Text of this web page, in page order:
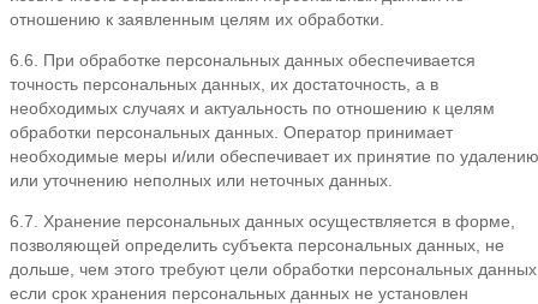
отношению к заявленным целям их обработки.
6.6. При обработке персональных данных обеспечивается
точность персональных данных, их достаточность, а в
необходимых случаях и актуальность по отношению к целям
обработки персональных данных. Оператор принимает
необходимые меры и/или обеспечивает их принятие по удалению
или уточнению неполных или неточных данных.
6.7. Хранение персональных данных осуществляется в форме,
позволяющей определить субъекта персональных данных, не
дольше, чем этого требуют цели обработки персональных
если срок хранения персональных данных не установлен